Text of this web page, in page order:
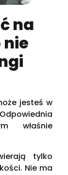
na
nie
jesteś w
właśnie
tylko
Nie ma